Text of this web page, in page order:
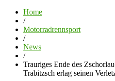
Home
/
Motorradrennsport
/
News
/
Trauriges Ende des
Trabitzsch erlag seinen